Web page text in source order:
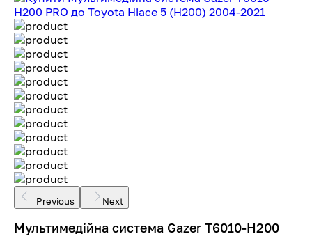
Previous Next
Мультимедійна система Gazer T6010-H200